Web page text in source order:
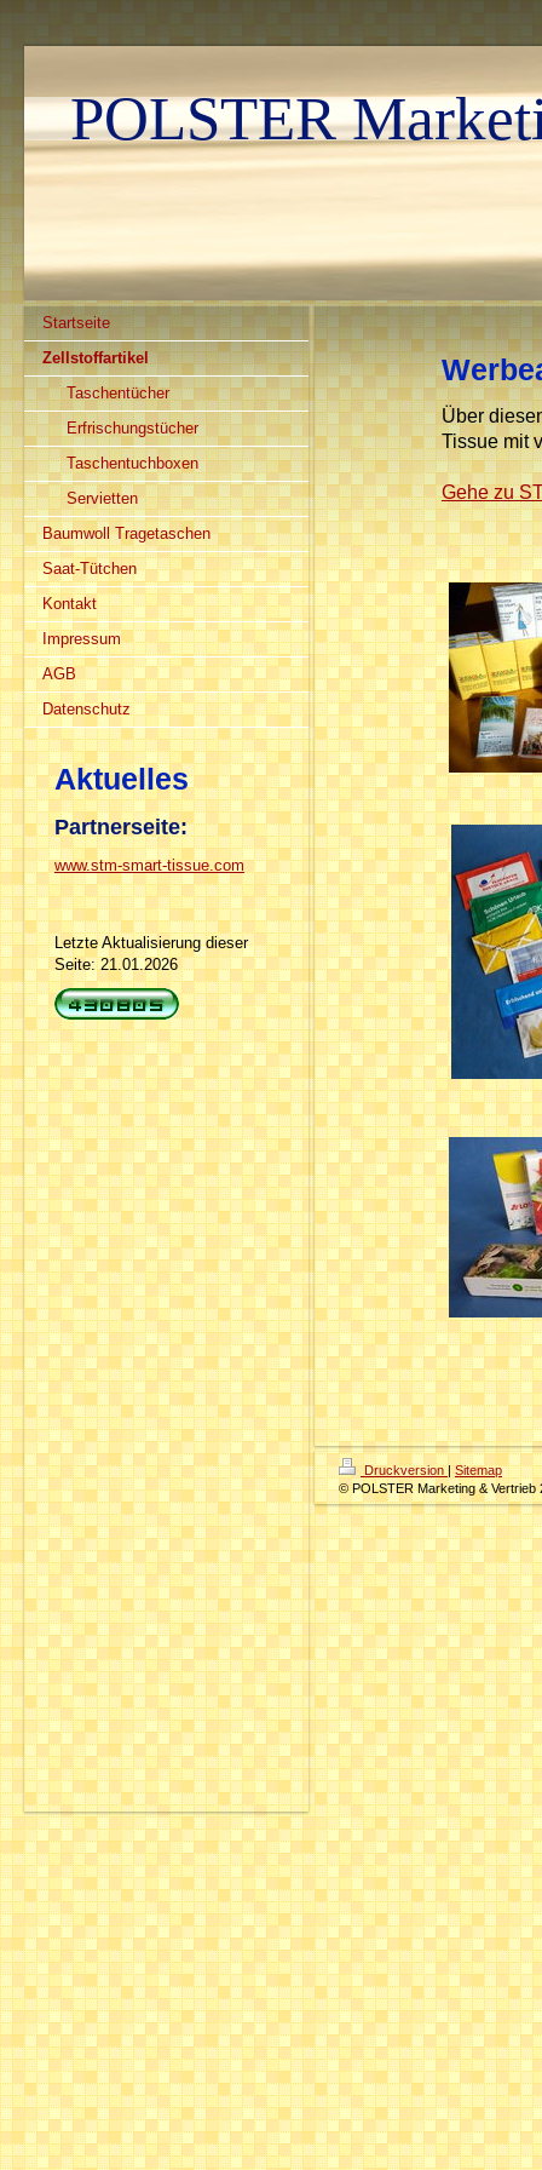
POLSTER
Startseite
Zellstoffartikel
Taschentücher
Erfrischungstücher
Taschentuchboxen
Servietten
Baumwoll Tragetaschen
Saat-Tütchen
Kontakt
Impressum
AGB
Datenschutz
Aktuelles
Partnerseite:
www.stm-smart-tissue.com
Letzte Aktualisierung dieser
Seite: 21.01.2026
Über
Tissue mit
Gehe zu
Druckversion| Sitemap
© POLSTER Marketing & Vertrieb